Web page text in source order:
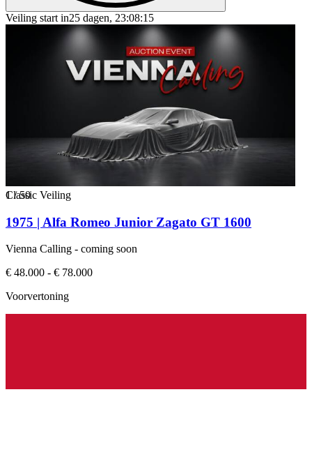
Veiling start in25 dagen, 23:08:15
1/50
Classic Veiling
1975 | Alfa Romeo Junior Zagato GT 1600
Vienna Calling - coming soon
€ 48.000 - € 78.000
Voorvertoning